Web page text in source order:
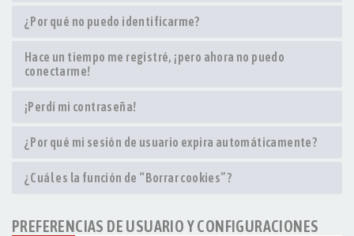
¿Por qué no puedo identificarme?
Hace un tiempo me registré, ¡pero ahora no puedo
conectarme!
¡Perdí mi contraseña!
¿Por qué mi sesión de usuario expira automáticamente?
¿Cuál es la función de “Borrar cookies”?
PREFERENCIAS DE USUARIO Y CONFIGURACIONES